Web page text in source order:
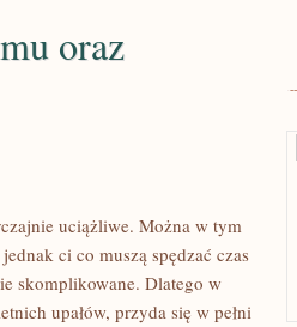
oraz
uciążliwe. Można w tym
ci co muszą spędzać czas
skomplikowane. Dlatego w
upałów, przyda się w pełni